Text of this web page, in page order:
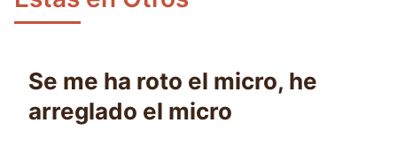
Se me ha roto el micro, he
arreglado el micro